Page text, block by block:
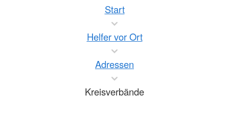
Start
Helfer vor Ort
Adressen
Kreisverbände